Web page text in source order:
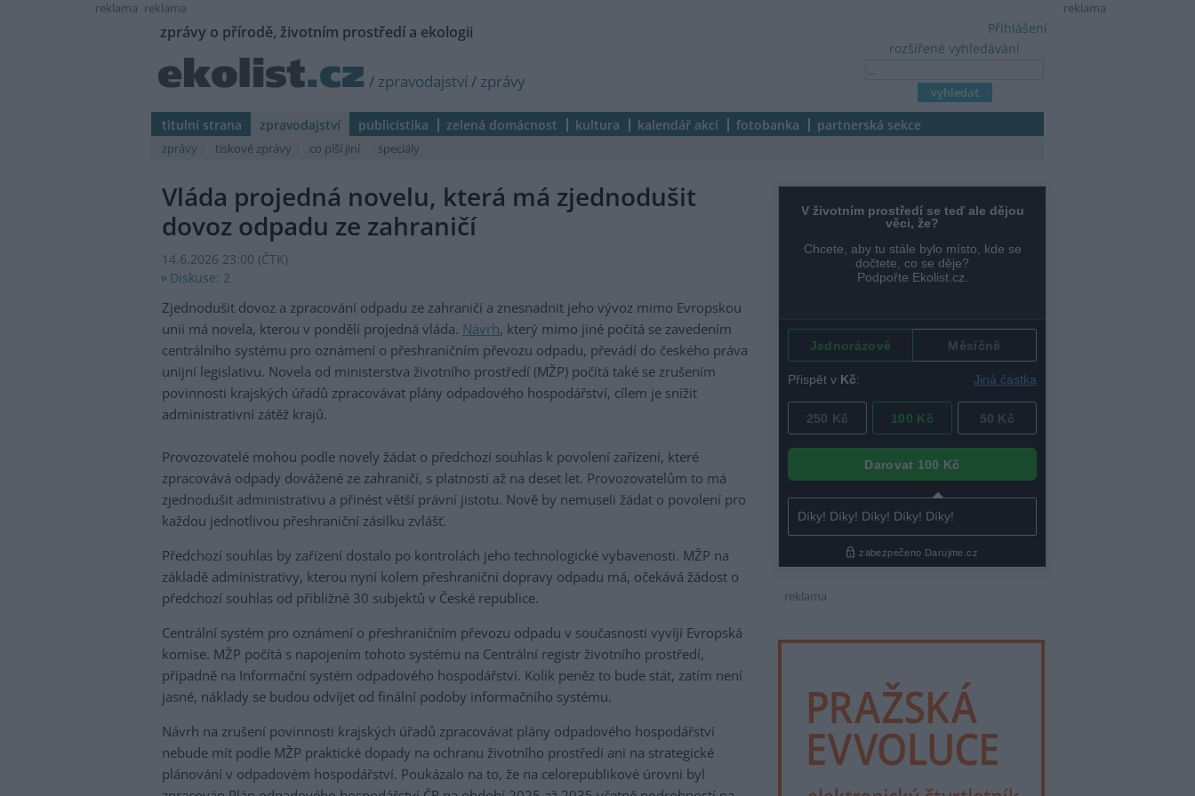
reklama
reklama reklama
zprávy o přírodě, životním prostředí a ekologii
/ zpravodajství/ zprávy
rozšířené vyhledávání
Přihlášení
titulní strana zpravodajství publicistika zelená domácnost kultura kalendář akcí fotobanka partnerská sekce
zprávy tiskové zprávy co píší jiní speciály
Vláda projedná novelu, která má zjednodušit
dovoz odpadu ze zahraničí
14.6.2026 23:00 (ČTK)
Diskuse: 2
Zjednodušit dovoz a zpracování odpadu ze zahraničí a znesnadnit jeho vývoz mimo Evropskou
unii má novela, kterou v pondělí projedná vláda. Návrh, který mimo jiné počítá se zavedením
centrálního systému pro oznámení o přeshraničním převozu odpadu, převádí do českého práva
unijní legislativu. Novela od ministerstva životního prostředí (MŽP) počítá také se zrušením
povinnosti krajských úřadů zpracovávat plány odpadového hospodářství, cílem je snížit
administrativní zátěž krajů.
Provozovatelé mohou podle novely žádat o předchozí souhlas k povolení zařízení, které
zpracovává odpady dovážené ze zahraničí, s platností až na deset let. Provozovatelům to má
zjednodušit administrativu a přinést větší právní jistotu. Nově by nemuseli žádat o povolení pro
každou jednotlivou přeshraniční zásilku zvlášť.
Předchozí souhlas by zařízení dostalo po kontrolách jeho technologické vybavenosti. MŽP na
základě administrativy, kterou nyní kolem přeshraniční dopravy odpadu má, očekává žádost o
předchozí souhlas od přibližně 30 subjektů v České republice.
Centrální systém pro oznámení o přeshraničním převozu odpadu v současnosti vyvíjí Evropská
komise. MŽP počítá s napojením tohoto systému na Centrální registr životního prostředí,
případně na Informační systém odpadového hospodářství. Kolik peněz to bude stát, zatím není
jasné, náklady se budou odvíjet od finální podoby informačního systému.
Návrh na zrušení povinnosti krajských úřadů zpracovávat plány odpadového hospodářství
nebude mít podle MŽP praktické dopady na ochranu životního prostředí ani na strategické
plánování v odpadovém hospodářství. Poukázalo na to, že na celorepublikové úrovni byl
reklama